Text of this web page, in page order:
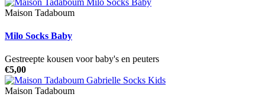
Maison Tadaboum
Milo Socks Baby
Gestreepte kousen voor baby's en peuters
€5,00
Maison Tadaboum